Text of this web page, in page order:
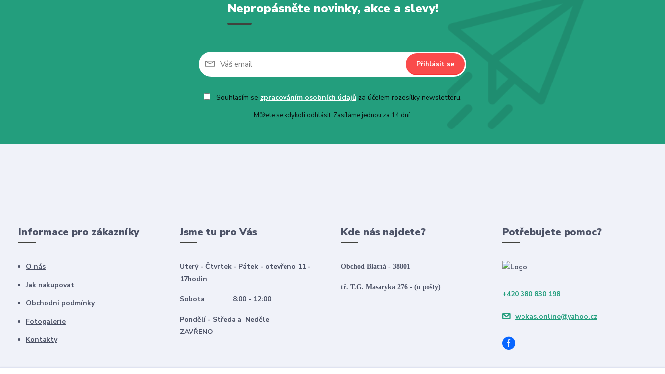
Nepropásněte novinky, akce a slevy!
Přihlásit se
Souhlasím se zpracováním osobních údajůza účelem rozesílky newsletteru.
Můžete se kdykoli odhlásit. Zasíláme jednou za 14 dní.
Informace pro zákazníky
O nás
Jak nakupovat
Obchodní podmínky
Fotogalerie
Kontakty
Jsme tu pro Vás
Uterý - Čtvrtek - Pátek - otevřeno 11 -
17hodin
Sobota 8:00 - 12:00
Pondělí - Středa a Neděle
ZAVŘENO
Kde nás najdete?
Obchod Blatná - 38801
tř. T.G. Masaryka 276 - (u pošty)
Potřebujete pomoc?
+420 380 830 198
wokas.online@yahoo.cz